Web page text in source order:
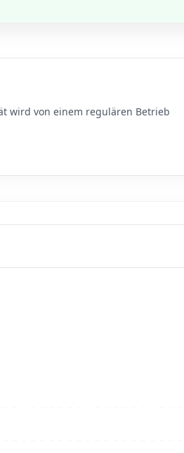
wird von einem regulären Betrieb